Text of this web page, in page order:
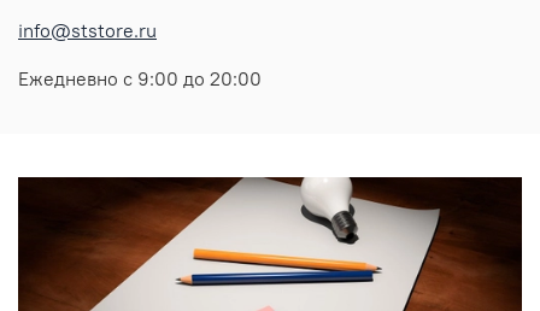
info@ststore.ru
Ежедневно с 9:00 до 20:00